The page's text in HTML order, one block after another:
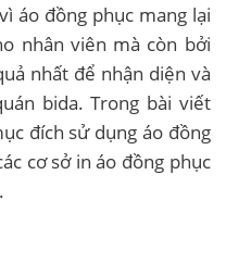
áo đồng phục mang lại
nhân viên mà còn bởi
nhất để nhận diện và
bida. Trong bài viết
đích sử dụng áo đồng
cơ sở in áo đồng phục